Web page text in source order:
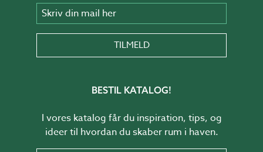
Skriv din mail her
TILMELD
BESTIL KATALOG!
I vores katalog får du inspiration, tips, og
ideer til hvordan du skaber rum i haven.